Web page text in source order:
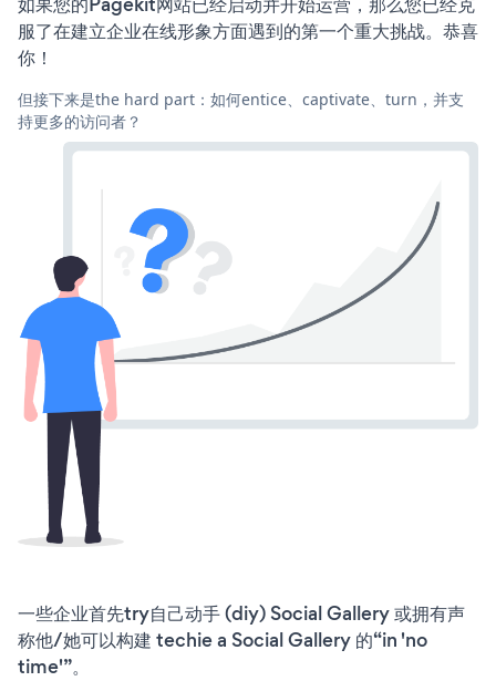
服了在建立企业在线形象方面遇到的第一个重大挑战。恭喜
你！
但接下来是the hard part：如何entice、captivate、turn，并支
持更多的访问者？
一些企业首先try自己动手 (diy) Social Gallery 或拥有声
称他/她可以构建 techie a Social Gallery 的“in 'no
time'”。